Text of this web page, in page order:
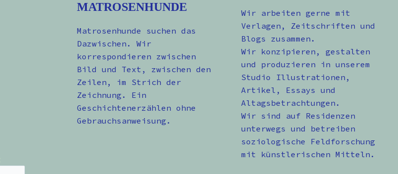
MATROSENHUNDE
Matrosenhunde suchen das
Dazwischen. Wir
korrespondieren zwischen
Bild und Text, zwischen den
Zeilen, im Strich der
Zeichnung. Ein
Geschichtenerzählen ohne
Gebrauchsanweisung.
Wir arbeiten gerne mit
Verlagen, Zeitschriften und
Blogs zusammen.
Wir konzipieren, gestalten
und produzieren in unserem
Studio Illustrationen,
Artikel, Essays und
Altagsbetrachtungen.
Wir sind auf Residenzen
unterwegs und betreiben
soziologische Feldforschung
mit künstlerischen Mitteln.